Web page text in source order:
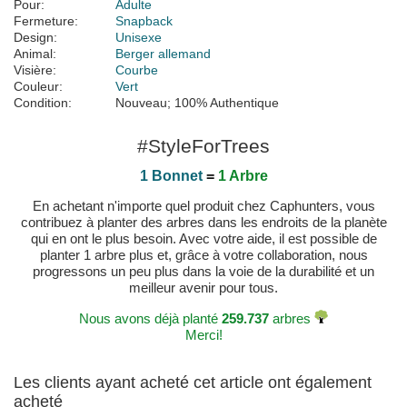
Pour:
Adulte
Fermeture:
Snapback
Design:
Unisexe
Animal:
Berger allemand
Visière:
Courbe
Couleur:
Vert
Condition:
Nouveau; 100% Authentique
#StyleForTrees
1 Bonnet= 1 Arbre
En achetant n'importe quel produit chez Caphunters, vous
contribuez à planter des arbres dans les endroits de la planète
qui en ont le plus besoin. Avec votre aide, il est possible de
planter 1 arbre plus et, grâce à votre collaboration, nous
progressons un peu plus dans la voie de la durabilité et un
meilleur avenir pour tous.
Nous avons déjà planté 259.737 arbres
Merci!
Les clients ayant acheté cet article ont également
acheté